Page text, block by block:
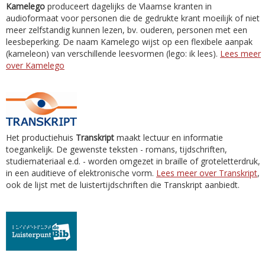
Kamelego produceert dagelijks de Vlaamse kranten in
audioformaat voor personen die de gedrukte krant moeilijk of niet
meer zelfstandig kunnen lezen, bv. ouderen, personen met een
leesbeperking. De naam Kamelego wijst op een flexibele aanpak
(kameleon) van verschillende leesvormen (lego: ik lees). Lees meer
over Kamelego
Het productiehuis Transkript maakt lectuur en informatie
toegankelijk. De gewenste teksten - romans, tijdschriften,
studiemateriaal e.d. - worden omgezet in braille of groteletterdruk,
in een auditieve of elektronische vorm. Lees meer over Transkript,
ook de lijst met de luistertijdschriften die Transkript aanbiedt.